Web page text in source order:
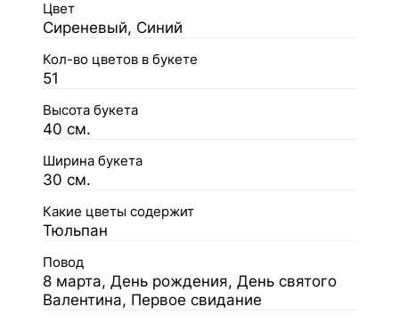
Цвет
Сиреневый, Синий
Кол-во цветов в букете
51
Высота букета
40 см.
Ширина букета
30 см.
Какие цветы содержит
Тюльпан
Повод
8 марта, День рождения, День святого
Валентина, Первое свидание